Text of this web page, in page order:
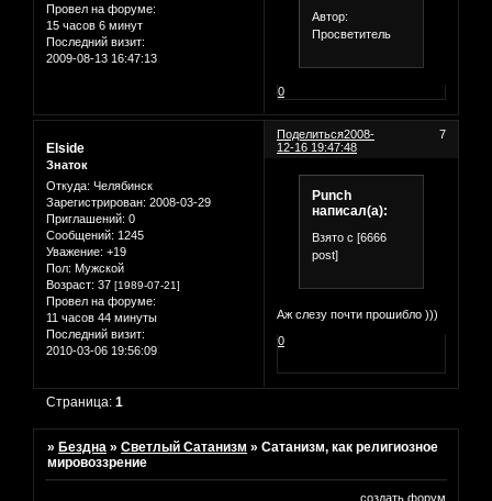
Провел на форуме:
15 часов 6 минут
Последний визит:
2009-08-13 16:47:13
Автор:
Просветитель
0
Поделиться 7
2008-
12-16 19:47:48
Elside
Знаток
Откуда: Челябинск
Зарегистрирован: 2008-03-29
Приглашений: 0
Сообщений: 1245
Уважение: +19
Пол: Мужской
Возраст: 37 [1989-07-21]
Провел на форуме:
11 часов 44 минуты
Последний визит:
2010-03-06 19:56:09
Punch
написал(а):
Взято с [6666
post]
Аж слезу почти прошибло )))
0
Страница:1
» Бездна »Светлый Сатанизм »Сатанизм, как религиозное
мировоззрение
создать форум